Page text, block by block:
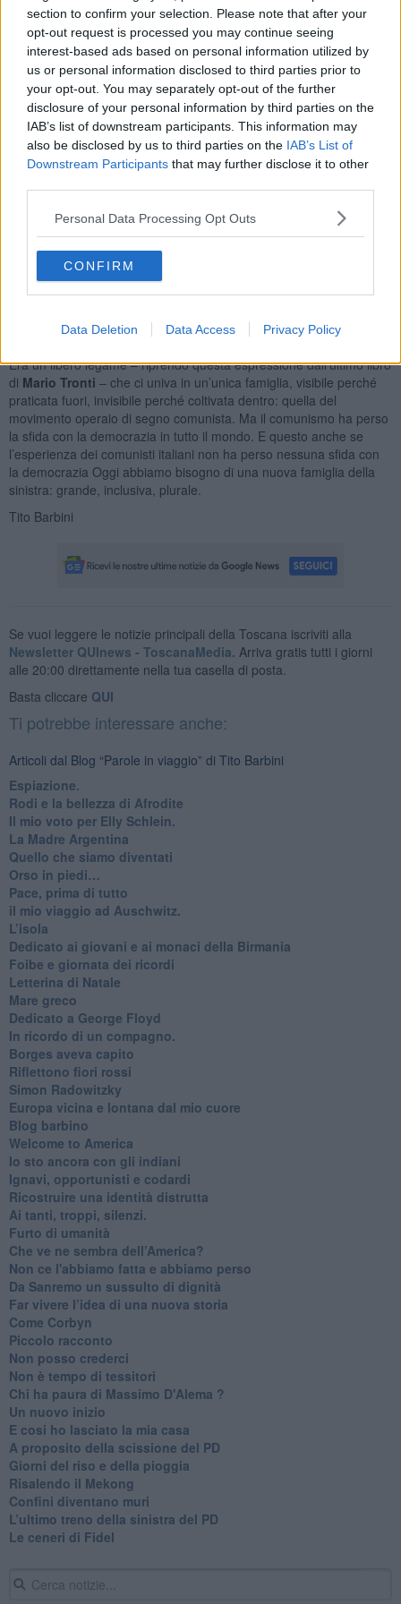
section to confirm your selection. Please note that after your
opt-out request is processed you may continue seeing
interest-based ads based on personal information utilized by
us or personal information disclosed to third parties prior to
your opt-out. You may separately opt-out of the further
disclosure of your personal information by third parties on the
IAB’s list of downstream participants. This information may
also be disclosed by us to third parties on the IAB’s List of
Downstream Participants that may further disclose it to other
Personal Data Processing Opt Outs
CONFIRM
Data Deletion Data Access Privacy Policy
Ecco il tempo che sogno anch’io.
Cercherò, invece, di essere
nel nuovo movimento un testimone sereno, in modo da dar conto al
meglio di una intera vita politica. Sereno e giusto, perché i ricordi
sono sempre deformati. Con tutta l’onestà necessaria nel
riconoscere che ho fatto parte di una esperienza collettiva nella
quale la dimensione esistenziale non è andata di pari passo con la
dimensione storica. E questo talvolta ha prodotto una tensione
creativa, talvolta un cortocircuito.
La più ipocrita è il fatto di ripensarsi, parlo come generazioni del
Novecento, come ex-rivoluzionari. In realtà, abbiamo molto parlato
di rivoluzione, ma non siamo stati mai veri rivoluzionari. Per lo
meno la nostra non è mai stata una prassi della
rivoluzione
per utilizzare un’espressione che appartiene a quei tempi. Per
quanto mi riguarda, non sono mai stato un rivoluzionario. Sono
stato un militante comunista, questo sì. Perché militante? È giusto
usare questa parola così desueta e antiquata? È una parola che ho
amato molto e che amo ancora, oggi che non mi serve più. Quando
la pronuncio sento ancora un’emozione che assomiglia a quando la
scoprii da ragazzo.
Era un libero legame – riprendo questa espressione dall’ultimo libro
di Mario Tronti – che ci univa in un’unica famiglia, visibile perché
praticata fuori, invisibile perché coltivata dentro: quella del
movimento operaio di segno comunista. Ma il comunismo ha perso
la sfida con la democrazia in tutto il mondo. E questo anche se
l’esperienza dei comunisti italiani non ha perso nessuna sfida con
la democrazia Oggi abbiamo bisogno di una nuova famiglia della
sinistra: grande, inclusiva, plurale.
Tito Barbini
Se vuoi leggere le notizie principali della Toscana iscriviti alla
Newsletter QUInews - ToscanaMedia. Arriva gratis tutti i giorni
alle 20:00 direttamente nella tua casella di posta.
Basta cliccare QUI
Ti potrebbe interessare anche:
Articoli dal Blog “Parole in viaggio” di Tito Barbini
Espiazione.
Rodi e la bellezza di Afrodite
​Il mio voto per Elly Schlein.
​La Madre Argentina
Quello che siamo diventati
Orso in piedi…
​Pace, prima di tutto
​il mio viaggio ad Auschwitz.
​L’isola
Dedicato ai giovani e ai monaci della Birmania
​Foibe e giornata dei ricordi
Letterina di Natale
Mare greco
​Dedicato a George Floyd
​In ricordo di un compagno.
Borges aveva capito
Riflettono fiori rossi
Simon Radowitzky
Europa vicina e lontana dal mio cuore
Blog barbino
Welcome to America
​Io sto ancora con gli indiani
​Ignavi, opportunisti e codardi
Ricostruire una identità distrutta
Ai tanti, troppi, silenzi.
​Furto di umanità
​Che ve ne sembra dell’America?
Non ce l'abbiamo fatta e abbiamo perso
​Da Sanremo un sussulto di dignità
Far vivere l’idea di una nuova storia
Come Corbyn
Piccolo racconto
Non posso crederci
Non è tempo di tessitori
Chi ha paura di Massimo D'Alema ?
Un nuovo inizio
​E cosi ho lasciato la mia casa
A proposito della scissione del PD
​Giorni del riso e della pioggia
Risalendo il Mekong
Confini diventano muri
L’ultimo treno della sinistra del PD
Le ceneri di Fidel